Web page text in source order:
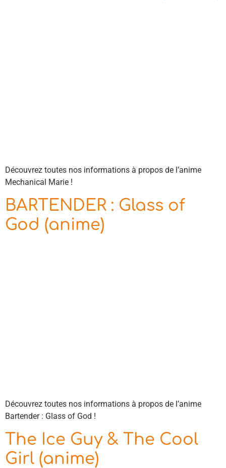
Découvrez toutes nos informations à propos de l’anime
Mechanical Marie !
BARTENDER : Glass of
God (anime)
Découvrez toutes nos informations à propos de l’anime
Bartender : Glass of God !
The Ice Guy & The Cool
Girl (anime)